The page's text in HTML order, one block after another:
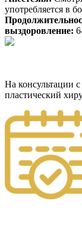
употрeбляeтся в
выздоровление:
На консультации
пластический